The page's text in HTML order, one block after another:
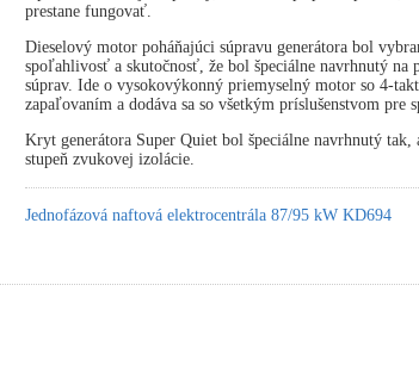
prestane fungovať.
Dieselový motor poháňajúci súpravu generátora bol
spoľahlivosť a skutočnosť, že bol špeciálne navrhnutý na
súprav. Ide o vysokovýkonný priemyselný motor so 4-
zapaľovaním a dodáva sa so všetkým príslušenstvom pre
Kryt generátora Super Quiet bol špeciálne navrhnutý
stupeň zvukovej izolácie.
Jednofázová naftová elektrocentrála 87/95 kW KD694